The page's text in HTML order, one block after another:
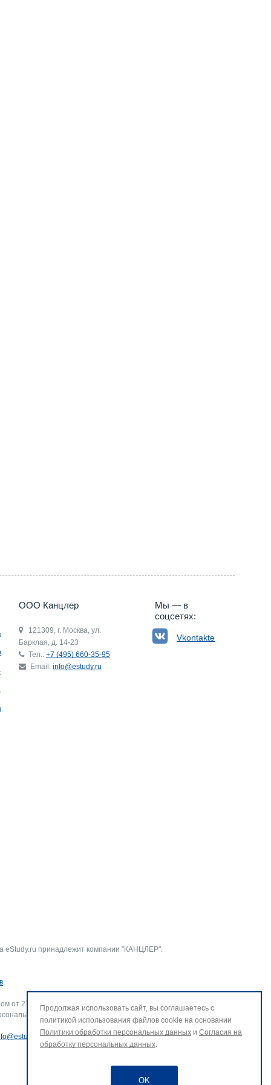
ООО Канцлер
121309, г. Москва, ул.
Барклая, д. 14-23
Тел.: +7 (495) 660-35-95
Email: info@estudy.ru
Мы — в
соцсетях:
Vkontakte
eStudy.ru принадлежит компании "КАНЦЛЕР".
.
от 27.07.2006 г. № 152-ФЗ «О персональных данных».
данных и использование файлов cookie. В случае
.
Продолжая использовать сайт, вы соглашаетесь с
политикой использования файлов cookie на основании
Политики обработки персональных данных и Согласия на
обработку персональных данных.
OK